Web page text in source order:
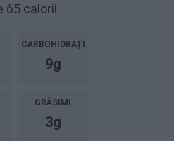
65 calorii.
CARBOHIDRAȚI
9g
GRĂSIMI
3g